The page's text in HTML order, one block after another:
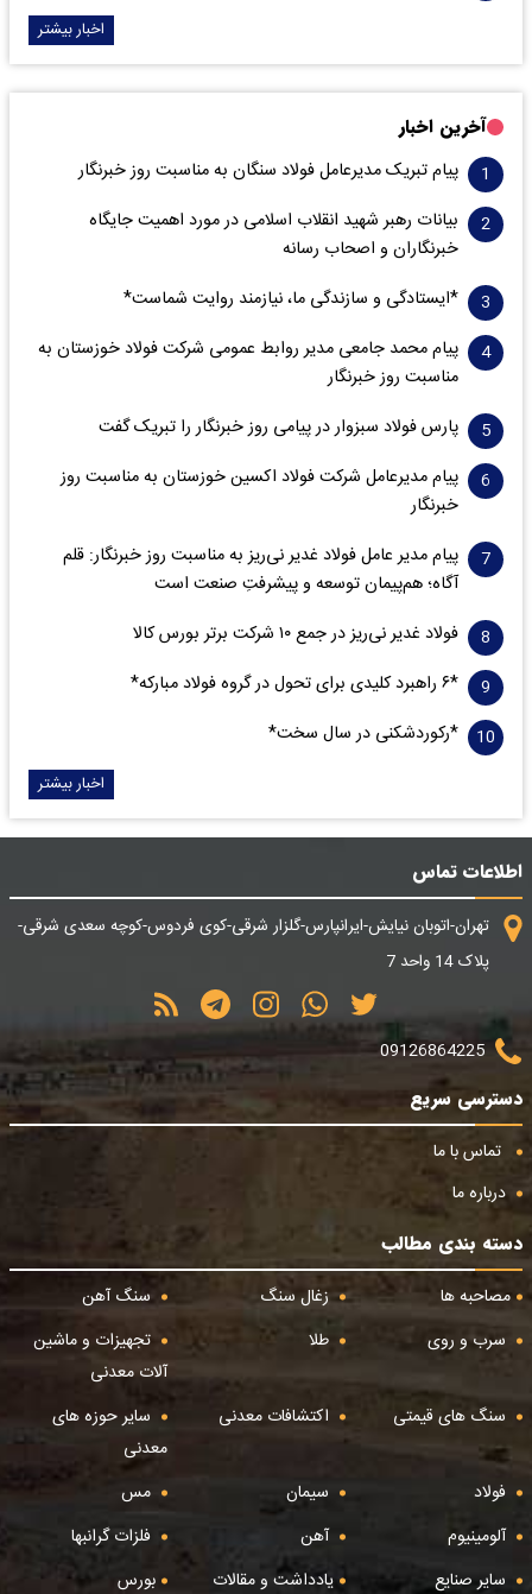
اخبار بیشتر
آخرین اخبار
پیام تبریک مدیرعامل فولاد سنگان به مناسبت روز خبرنگار
بیانات رهبر شهید انقلاب اسلامی در مورد اهمیت جایگاه
خبرنگاران و اصحاب رسانه
*ایستادگی و سازندگی ما، نیازمند روایت شماست*
پیام محمد جامعی مدیر روابط عمومی شرکت فولاد خوزستان به
مناسبت روز خبرنگار
پارس فولاد سبزوار در پیامی روز خبرنگار را تبریک گفت
پیام مدیرعامل شرکت فولاد اکسین خوزستان به مناسبت روز
خبرنگار
پیام مدیر عامل فولاد غدیر نی‌ریز به مناسبت روز خبرنگار: قلم
آگاه؛ هم‌پیمان توسعه و پیشرفتِ صنعت است
فولاد غدیر نی‌ریز در جمع ۱۰ شرکت برتر بورس کالا
*۶ راهبرد کلیدی برای تحول در گروه فولاد مبارکه*
*رکوردشکنی در سال سخت*
اخبار بیشتر
اطلاعات تماس
تهران-اتوبان نیایش-ایرانپارس-گلزار شرقی-کوی فردوس-کوچه سعدی شرقی-
پلاک 14 واحد 7
09126864225
دسترسی سریع
تماس با ما
درباره ما
دسته بندی مطالب
مصاحبه ها
زغال سنگ
سنگ آهن
سرب و روی
طلا
تجهیزات و ماشین
آلات معدنی
سنگ های قیمتی
اکتشافات معدنی
سایر حوزه های
معدنی
فولاد
سیمان
مس
آلومینیوم
آهن
فلزات گرانبها
سایر صنایع
یادداشت و مقالات بورس